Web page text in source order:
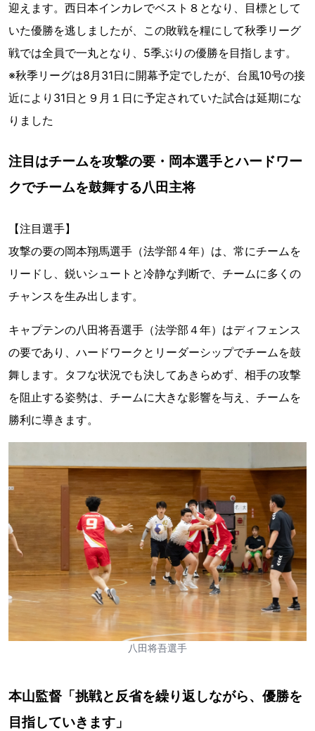
迎えます。西日本インカレでベスト８となり、目標として
いた優勝を逃しましたが、この敗戦を糧にして秋季リーグ
戦では全員で一丸となり、5季ぶりの優勝を目指します。
※秋季リーグは8月31日に開幕予定でしたが、台風10号の接
近により31日と９月１日に予定されていた試合は延期にな
りました
注目はチームを攻撃の要・岡本選手とハードワー
クでチームを鼓舞する八田主将
【注目選手】
攻撃の要の岡本翔馬選手（法学部４年）は、常にチームを
リードし、鋭いシュートと冷静な判断で、チームに多くの
チャンスを生み出します。
キャプテンの八田将吾選手（法学部４年）はディフェンス
の要であり、ハードワークとリーダーシップでチームを鼓
舞します。タフな状況でも決してあきらめず、相手の攻撃
を阻止する姿勢は、チームに大きな影響を与え、チームを
勝利に導きます。
八田将吾選手
本山監督「挑戦と反省を繰り返しながら、優勝を
目指していきます」